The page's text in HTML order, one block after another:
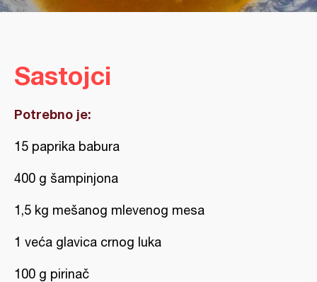
Sastojci
Potrebno je:
15 paprika babura
400 g šampinjona
1,5 kg mešanog mlevenog mesa
1 veća glavica crnog luka
100 g pirinač